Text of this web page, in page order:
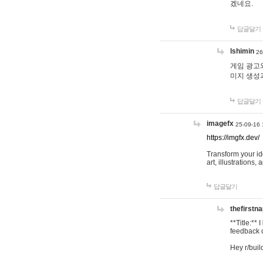
겠네요.
답글달기
lshimin
게임 광고
미지 생성
답글달기
imagefx 25-09-16
https://imgfx.dev/
Transform your
art, illustrations,
답글달기
**Title:** I
feedback
Hey r/